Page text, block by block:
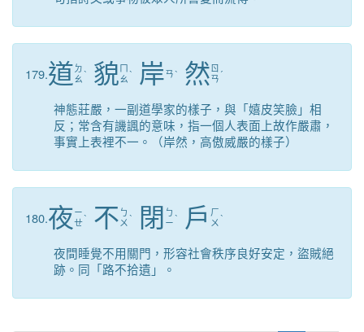
179.道 ㄉ
ㄠˋ 貌 ㄇ
ㄠˋ 岸ㄢˋ 然 ㄖ
ㄢ ˊ
神態莊嚴，一副道學家的樣子，與「嬉皮笑臉」相
反；常含有譏諷的意味，指一個人表面上故作嚴肅，
事實上表裡不一。（岸然，高傲威嚴的樣子）
180.夜ㄧ
ㄝˋ 不 ㄅ
ㄨ ˋ 閉 ㄅ
ㄧˋ 戶 ㄏ
ㄨ ˋ
夜間睡覺不用關門，形容社會秩序良好安定，盜賊絕
跡。同「路不拾遺」。